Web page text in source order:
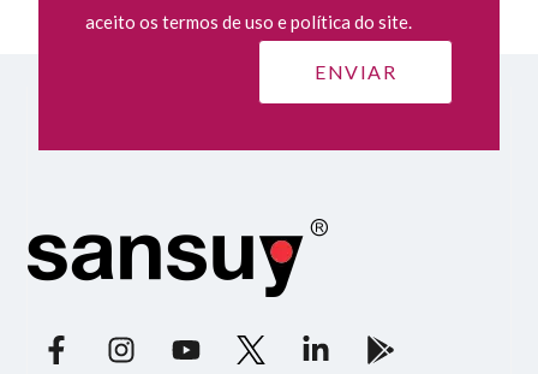
aceito os termos de uso e política do site.